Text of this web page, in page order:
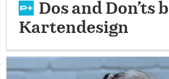
Dos and Don’ts
Kartendesign